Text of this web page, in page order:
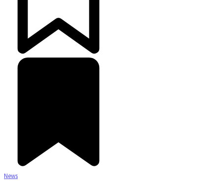
News